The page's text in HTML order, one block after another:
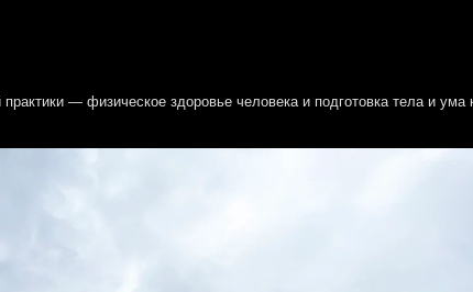
— физическое здоровье человека и подготовка тела и